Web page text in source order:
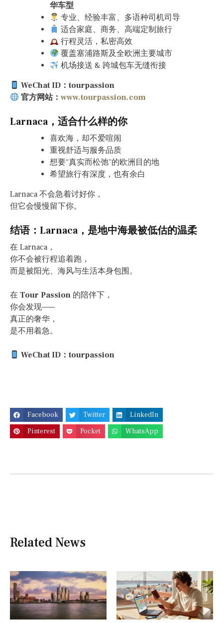
华车型
专业、经验丰富、多语种司机司导
适合家庭、商务、高端定制旅行
行程灵活，私密高效
覆盖塞浦路斯及全欧洲主要城市
机场接送 & 跨城包车无缝衔接
WeChat ID：tourpassion
官方网站：www.tourpassion.com
Larnaca，适合什么样的你
喜欢海，却不爱喧闹
重视舒适与服务品质
想要“真实而松弛”的欧洲目的地
希望旅行有深度，也有余白
Larnaca 不会急着讨好你，
但它会慢慢留下你。
结语：Larnaca，是地中海最被低估的温柔
在 Larnaca，
你不会被行程追着跑，
而是被阳光、海风与生活本身包围。
在 Tour Passion 的陪伴下，
你会发现——
真正的奢华，
是不用着急。
WeChat ID：tourpassion
Facebook Twitter
LinkedIn
Pinterest
Pocket WhatsApp
Related News